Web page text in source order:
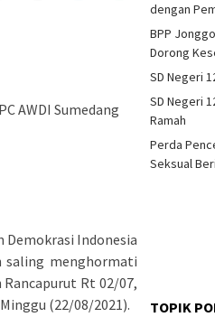
AWDI Sumedang
Demokrasi Indonesia
saling menghormati
Rt 02/07,
(22/08/2021).
dengan
BPP
Dorong
SD Negeri
SD Negeri
Ramah
Perda
Seksual
TOPIK